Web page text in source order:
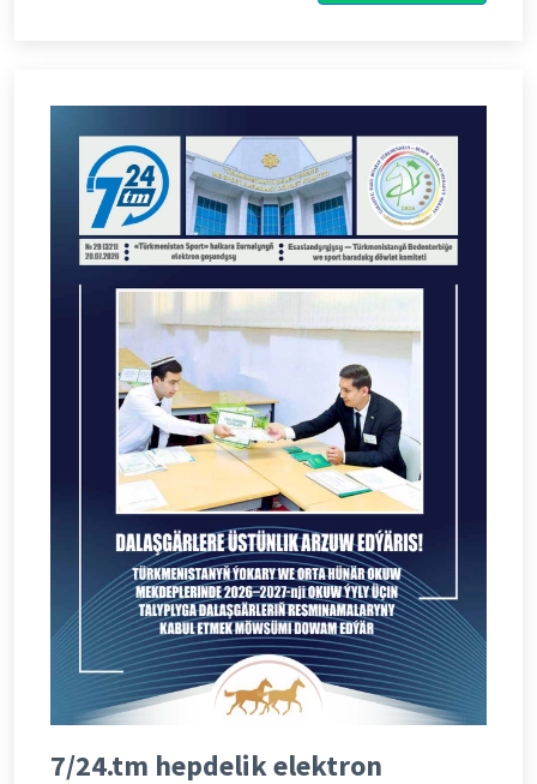
7/24.tm hepdelik elektron